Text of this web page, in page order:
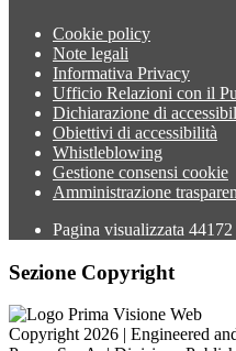
Cookie policy
Note legali
Informativa Privacy
Ufficio Relazioni con il
Dichiarazione di
Obiettivi di accessibilità
Whistleblowing
Gestione consensi cookie
Amministrazione
Pagina visualizzata 44172
Sezione Copyright
Copyright 2026 | Engineered